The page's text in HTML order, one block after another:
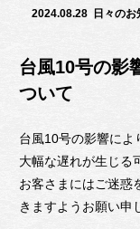
2024.08.28 日々のお
台風10号の影
ついて
台風10号の影響に
大幅な遅れが生じる
お客さまにはご迷惑
きますようお願い申